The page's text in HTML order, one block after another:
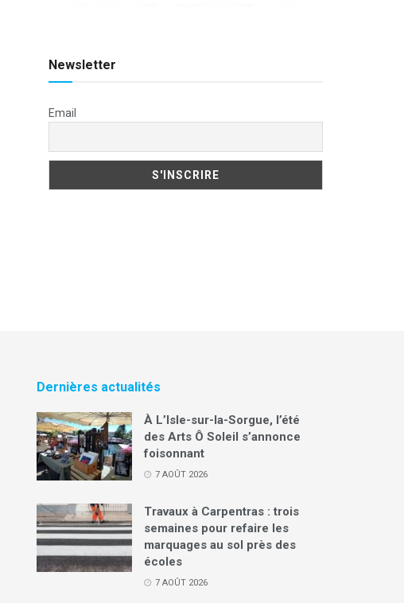
Newsletter
Email
Dernières actualités
À L’Isle-sur-la-Sorgue, l’été
des Arts Ô Soleil s’annonce
foisonnant
7 AOÛT 2026
Travaux à Carpentras : trois
semaines pour refaire les
marquages au sol près des
écoles
7 AOÛT 2026